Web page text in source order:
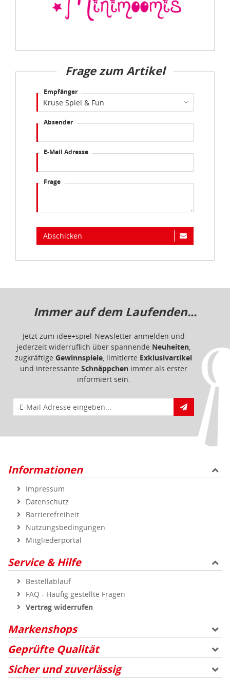
Frage zum Artikel
Empfänger
Absender
E-Mail Adresse
Frage
Abschicken
Immer auf dem Laufenden...
Jetzt zum idee+spiel-Newsletter anmelden und
jederzeit widerruflich über spannende Neuheiten,
zugkräftige Gewinnspiele, limitierte Exklusivartikel
und interessante Schnäppchenimmer als erster
informiert sein.
E-Mail für Newsletteranmeldung
Informationen
Impressum
Datenschutz
Barrierefreiheit
Nutzungsbedingungen
Mitgliederportal
Service & Hilfe
Bestellablauf
FAQ - Häufig gestellte Fragen
Vertrag widerrufen
Markenshops
Geprüfte Qualität
Sicher und zuverlässig